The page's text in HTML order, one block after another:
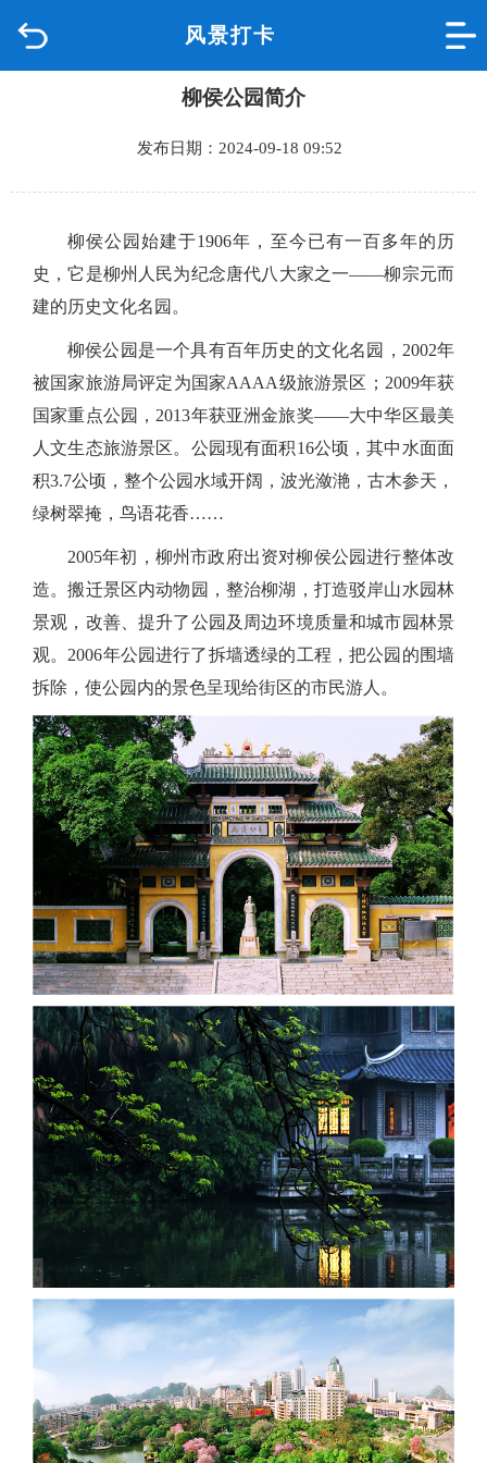
风景打卡
网上办事
互动回应
柳侯公园简介
发布日期：2024-09-18 09:52
柳侯公园始建于1906年，至今已有一百多年的历
史，它是柳州人民为纪念唐代八大家之一——柳宗元而
建的历史文化名园。
柳侯公园是一个具有百年历史的文化名园，2002年
被国家旅游局评定为国家AAAA级旅游景区；2009年获
国家重点公园，2013年获亚洲金旅奖——大中华区最美
人文生态旅游景区。公园现有面积16公顷，其中水面面
积3.7公顷，整个公园水域开阔，波光潋滟，古木参天，
绿树翠掩，鸟语花香……
2005年初，柳州市政府出资对柳侯公园进行整体改
造。搬迁景区内动物园，整治柳湖，打造驳岸山水园林
景观，改善、提升了公园及周边环境质量和城市园林景
观。2006年公园进行了拆墙透绿的工程，把公园的围墙
拆除，使公园内的景色呈现给街区的市民游人。